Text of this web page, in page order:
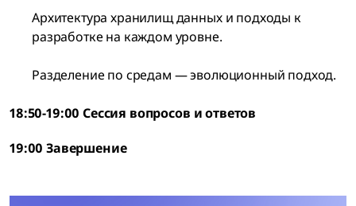
Архитектура хранилищ данных и подходы к
разработке на каждом уровне.
Разделение по средам — эволюционный подход.
18:50-19:00 Сессия вопросов и ответов
19:00 Завершение